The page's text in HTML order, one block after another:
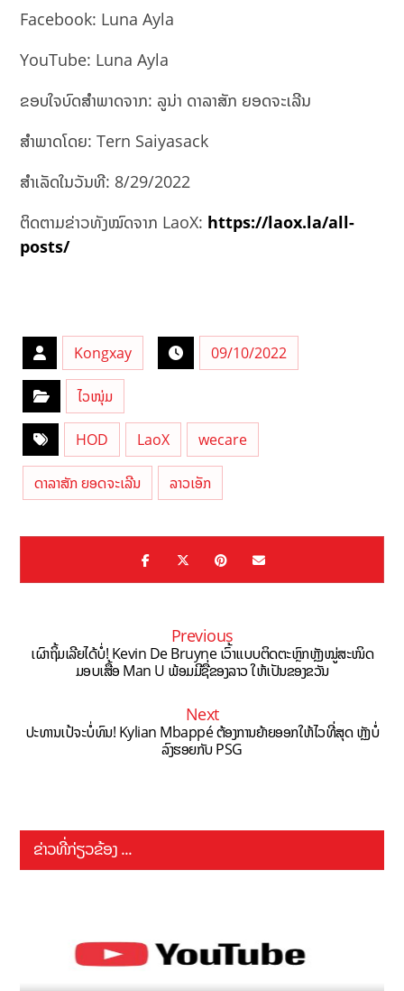
Facebook: Luna Ayla
YouTube: Luna Ayla
ຂອບໃຈບົດສຳພາດຈາກ: ລູນ່າ ດາລາສັກ ຍອດຈະເລີນ
ສຳພາດໂດຍ: Tern Saiyasack
ສຳເລັດໃນວັນທີ: 8/29/2022
ຕິດຕາມຂ່າວທັງໝົດຈາກ LaoX: https://laox.la/all-
posts/
Kongxay 09/10/2022
ໄວໜຸ່ມ
HOD LaoX wecare
ດາລາສັກ ຍອດຈະເລີນ ລາວເອັກ
Previous
ເຜົາຖິ້ມເລີຍໄດ້ບໍ່! Kevin De Bruyne ເວົ້າແບບຕິດຕະຫຼົກຫຼັງໝູ່ສະໜິດ
ມອບເສື້ອ Man U ພ້ອມມີຊື່ຂອງລາວ ໃຫ້ເປັນຂອງຂວັນ
Next
ປະທານເປ້ຈະບໍ່ທົນ! Kylian Mbappé ຕ້ອງການຍ້າຍອອກໃຫ້ໄວທີ່ສຸດ ຫຼັງບໍ່
ລົງຮອຍກັບ PSG
ຂ່າວທີ່ກ່ຽວຂ້ອງ ...